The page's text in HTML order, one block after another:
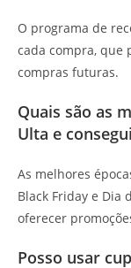
O programa de
cada compra, que
compras futuras.
Quais são as
Ulta e
As melhores
Black Friday e Dia
oferecer
Posso usar